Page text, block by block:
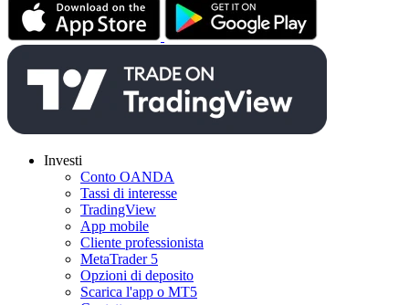
Investi
Conto OANDA
Tassi di interesse
TradingView
App mobile
Cliente professionista
MetaTrader 5
Opzioni di deposito
Scarica l'app o MT5